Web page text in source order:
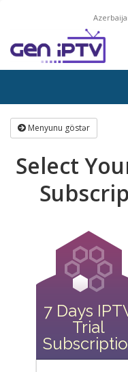
Menyunu göstər
Select
7 Days
Trial